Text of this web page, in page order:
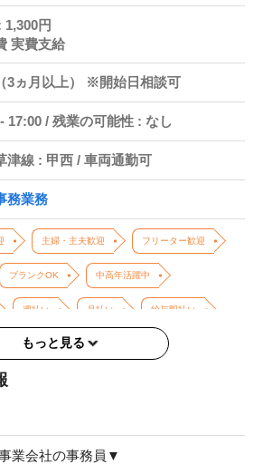
1,300円
実費支給
3ヵ月以上） ※開始日相談可
17:00 / 残業の可能性 : なし
津線 : 甲西 / 車両通勤可
務業務
主婦・主夫歓迎 フリーター歓迎
ブランクOK 中高年活躍中
週払い 月払い 給与即払い
日以上OK 平日のみOK（土日祝休み）
通勤OK
もっと見る
業会社の事務員▼